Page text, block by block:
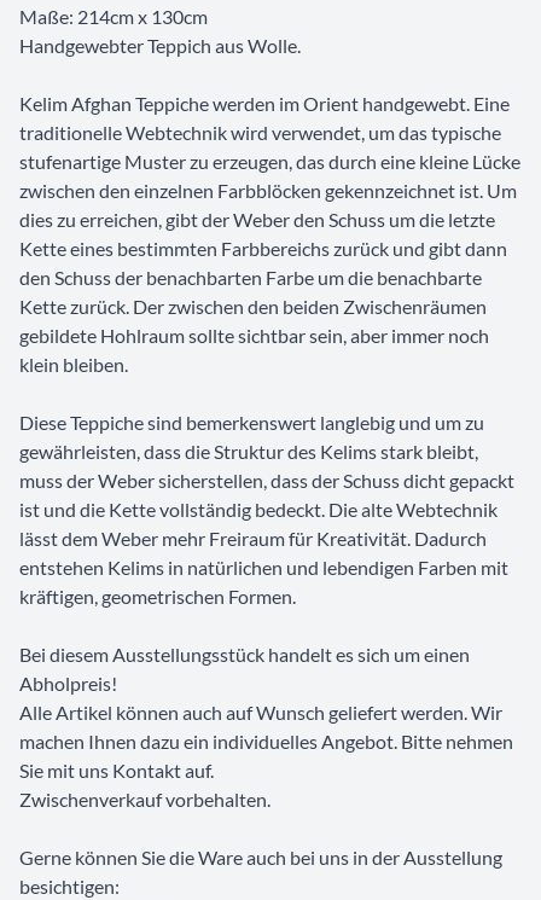
Maße: 214cm x 130cm
Handgewebter Teppich aus Wolle.
Kelim Afghan Teppiche werden im Orient handgewebt. Eine
traditionelle Webtechnik wird verwendet, um das typische
stufenartige Muster zu erzeugen, das durch eine kleine Lücke
zwischen den einzelnen Farbblöcken gekennzeichnet ist. Um
dies zu erreichen, gibt der Weber den Schuss um die letzte
Kette eines bestimmten Farbbereichs zurück und gibt dann
den Schuss der benachbarten Farbe um die benachbarte
Kette zurück. Der zwischen den beiden Zwischenräumen
gebildete Hohlraum sollte sichtbar sein, aber immer noch
klein bleiben.
Diese Teppiche sind bemerkenswert langlebig und um zu
gewährleisten, dass die Struktur des Kelims stark bleibt,
muss der Weber sicherstellen, dass der Schuss dicht gepackt
ist und die Kette vollständig bedeckt. Die alte Webtechnik
lässt dem Weber mehr Freiraum für Kreativität. Dadurch
entstehen Kelims in natürlichen und lebendigen Farben mit
kräftigen, geometrischen Formen.
Bei diesem Ausstellungsstück handelt es sich um einen
Abholpreis!
Alle Artikel können auch auf Wunsch geliefert werden. Wir
machen Ihnen dazu ein individuelles Angebot. Bitte nehmen
Sie mit uns Kontakt auf.
Zwischenverkauf vorbehalten.
Gerne können Sie die Ware auch bei uns in der Ausstellung
besichtigen: